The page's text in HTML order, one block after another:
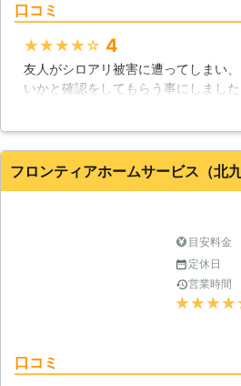
口コミ
★★★★★ 4
友人がシロアリ被害に遭ってしまい
いかと確認をしてもらう事にしまし
依頼をしたのですがすごく対応が良
良かったです。これで安心して暮ら
福岡県 福岡市城南区 2016年12月29日
フロンティアホームサービス（北
目安料金
定休日
営業時間
口コミ